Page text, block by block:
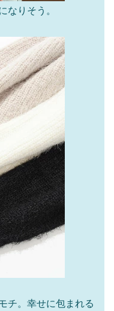
なりそう。
チ。幸せに包まれる